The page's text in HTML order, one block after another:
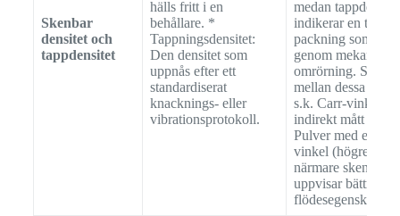
Skenbar
densitet och
tappdensitet
hälls fritt i en
behållare. *
Tappningsdensitet:
Den densitet som
uppnås efter ett
standardiserat
knacknings- eller
vibrationsprotokoll.
medan
indikerar en tätare
packning som
genom mekanisk
omrörning.
mellan dessa
s.k. Carr-vinkeln,
indirekt mått på
Pulver med en
vinkel (högre
närmare skenbar
uppvisar bättre
flödesegenskaper.